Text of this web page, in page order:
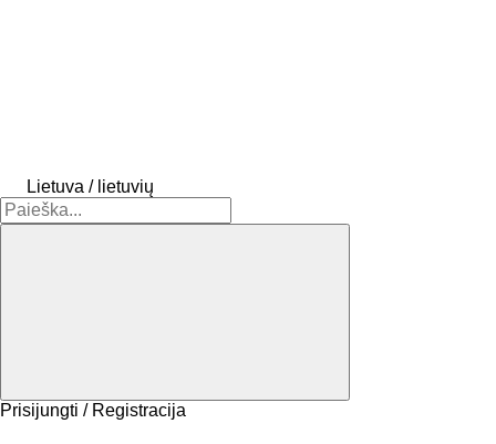
Lietuva / lietuvių
Prisijungti / Registracija